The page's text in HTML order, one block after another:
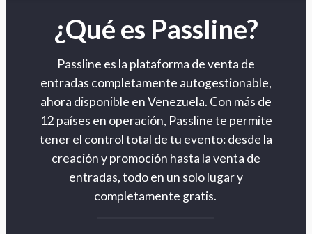
¿Qué es Passline?
Passline es la plataforma de venta de
entradas completamente autogestionable,
ahora disponible en Venezuela. Con más de
12 países en operación, Passline te permite
tener el control total de tu evento: desde la
creación y promoción hasta la venta de
entradas, todo en un solo lugar y
completamente gratis.